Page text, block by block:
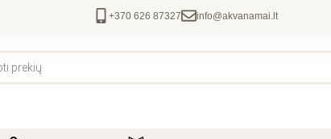
+370 626 87327 info@akvanamai.lt